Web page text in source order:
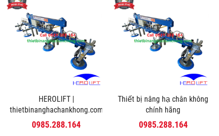
HEROLIFT |
thietbinanghachankhong.com
0985.288.164
Thiết bị nâng hạ chân không
chính hãng
0985.288.164